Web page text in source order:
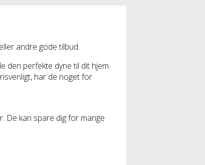
andre gode tilbud.
den perfekte dyne til dit hjem.
har de noget for
De kan spare dig for mange